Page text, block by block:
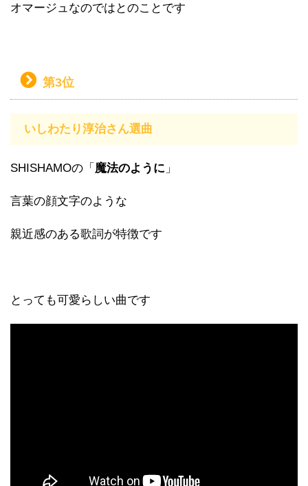
オマージュなのではとのことです
第3位
いしわたり淳治さん選曲
SHISHAMOの「 魔法のように 」
言葉の顔文字のような
親近感のある歌詞が特徴です
とっても可愛らしい曲です